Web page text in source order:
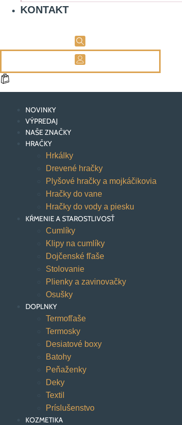
KONTAKT
NOVINKY
VÝPREDAJ
NAŠE ZNAČKY
HRAČKY
Hrkálky
Drevené hračky
Plyšové hračky a mojkáčikovia
Hračky do vane
Hračky do vody a piesku
KŔMENIE A STAROSTLIVOSŤ
Cumlíky
Klipy na cumlíky
Dojčenské fľaše
Stolovanie
Plienky a zavinovačky
Osušky
DOPLNKY
Termofľaše
Termosky
Desiatové boxy
Batohy
Peňaženky
Deky
Textil
Príslušenstvo
KOZMETIKA